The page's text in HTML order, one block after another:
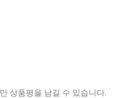
상품평을 남길 수 있습니다.